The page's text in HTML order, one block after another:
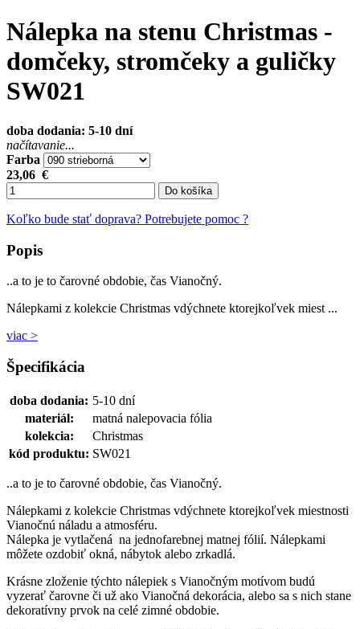
Nálepka na stenu Christmas -
domčeky, stromčeky a guličky
SW021
doba dodania: 5-10 dní
načítavanie...
Farba
23,06 €
Do košíka
Koľko bude stať doprava? Potrebujete pomoc ?
Popis
..a to je to čarovné obdobie, čas Vianočný.
Nálepkami z kolekcie Christmas vdýchnete ktorejkoľvek miest ...
viac >
Špecifikácia
doba dodania: 5-10 dní
materiál:
matná nalepovacia fólia
kolekcia:
Christmas
kód produktu: SW021
..a to je to čarovné obdobie, čas Vianočný.
Nálepkami z kolekcie Christmas vdýchnete ktorejkoľvek miestnosti
Vianočnú náladu a atmosféru.
Nálepka je vytlačená na jednofarebnej matnej fólií. Nálepkami
môžete ozdobiť okná, nábytok alebo zrkadlá.
Krásne zloženie týchto nálepiek s Vianočným motívom budú
vyzerať čarovne či už ako Vianočná dekorácia, alebo sa s nich stane
dekoratívny prvok na celé zimné obdobie.